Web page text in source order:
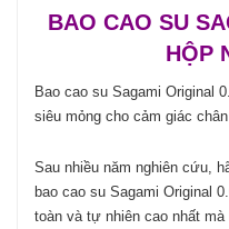
BAO CAO SU
HỘP
Bao cao su Sagami Original
siêu mỏng cho cảm giác
Sau nhiều năm nghiên cứu,
bao cao su Sagami Original
toàn và tự nhiên cao nhất